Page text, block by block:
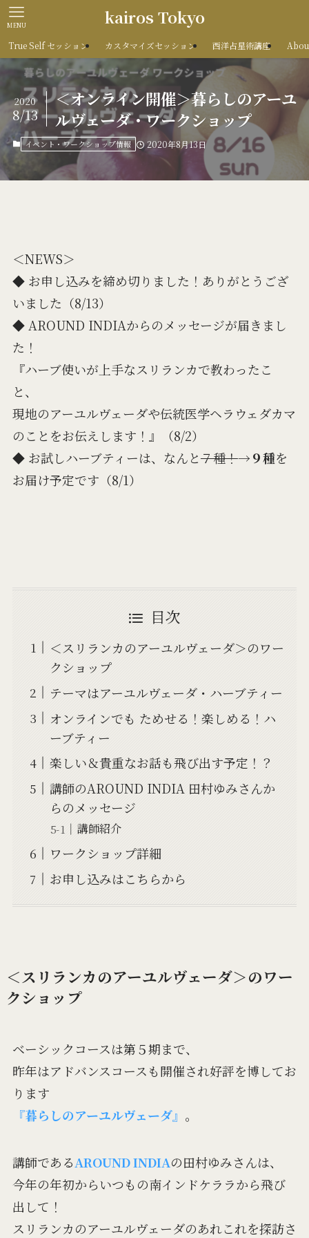
kairos Tokyo
MENU
True Self セッション カスタマイズセッション 西洋占星術講座
＜オンライン開催＞暮らしのアーユ
ルヴェーダ・ワークショップ
2020
8/13
イベント・ワークショップ情報 2020年8月13日
＜NEWS＞
◆ お申し込みを締め切りました！ありがとうござ
いました（8/13）
◆ AROUND INDIAからのメッセージが届きまし
た！
『ハーブ使いが上手なスリランカで教わったこ
と、
現地のアーユルヴェーダや伝統医学ヘラウェダカマ
のことをお伝えします！』（8/2）
◆ お試しハーブティーは、なんと７種！→９種を
お届け予定です（8/1）
目次
＜スリランカのアーユルヴェーダ＞のワー
クショップ
テーマはアーユルヴェーダ・ハーブティー
オンラインでも ためせる！楽しめる！ハ
ーブティー
楽しい＆貴重なお話も飛び出す予定！？
講師のAROUND INDIA 田村ゆみさんか
らのメッセージ
講師紹介
ワークショップ詳細
お申し込みはこちらから
＜スリランカのアーユルヴェーダ＞のワー
クショップ
ベーシックコースは第５期まで、
昨年はアドバンスコースも開催され好評を博してお
ります
『暮らしのアーユルヴェーダ』 。
講師であるAROUND INDIAの田村ゆみさんは、
今年の年初からいつもの南インドケララから飛び
出して！
スリランカのアーユルヴェーダのあれこれを探訪さ